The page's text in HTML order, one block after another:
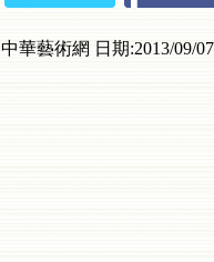
中華藝術網 日期:2013/09/